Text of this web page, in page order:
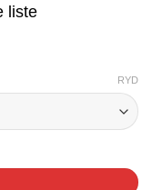
liste
RYD